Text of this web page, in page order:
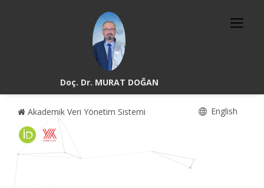
Doç. Dr. MURAT DOĞAN
Akademik Veri Yönetim Sistemi English